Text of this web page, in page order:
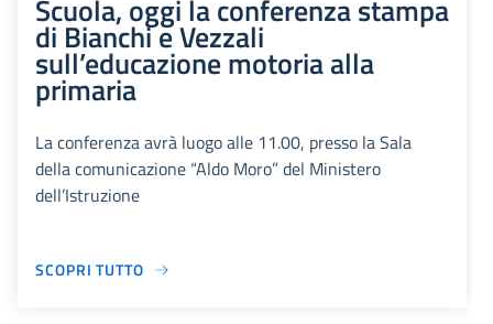
Scuola, oggi la conferenza stampa
di Bianchi e Vezzali
sull’educazione motoria alla
primaria
La conferenza avrà luogo alle 11.00, presso la Sala
della comunicazione “Aldo Moro” del Ministero
dell’Istruzione
SCOPRI TUTTO